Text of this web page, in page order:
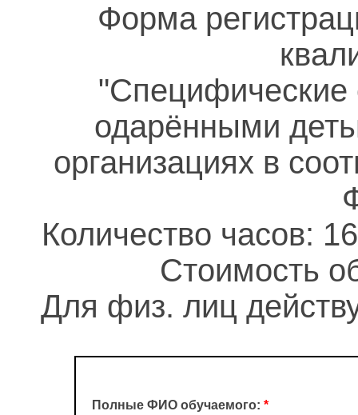
Форма
"Специфические
одарёнными
организациях в
Количество часов:
Стоимость
Для физ. лиц
Полные ФИО обучаемого: *